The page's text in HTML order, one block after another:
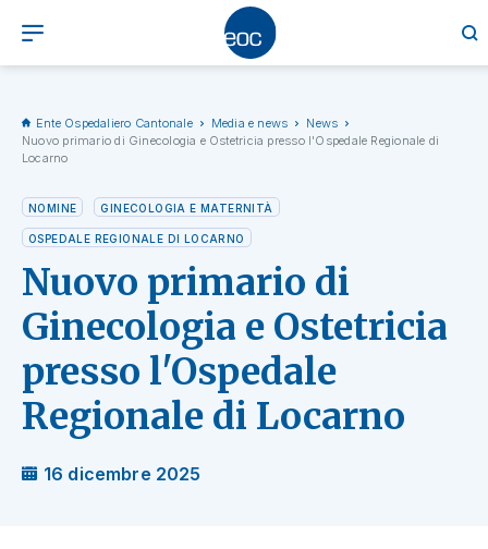
Ente Ospedaliero Cantonale Media e news
News
Nuovo primario di Ginecologia e Ostetricia presso l'Ospedale Regionale di
Locarno
NOMINE GINECOLOGIA E MATERNITÀ
OSPEDALE REGIONALE DI LOCARNO
Nuovo primario di
Ginecologia e Ostetricia
presso l'Ospedale
Regionale di Locarno
16 dicembre 2025